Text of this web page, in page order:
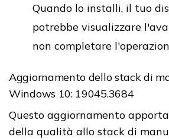
Quando lo installi, il tuo
potrebbe visualizzare
non completare
Aggiornamento dello stack di
Windows 10: 19045.3684
Questo aggiornamento
della qualità allo stack di